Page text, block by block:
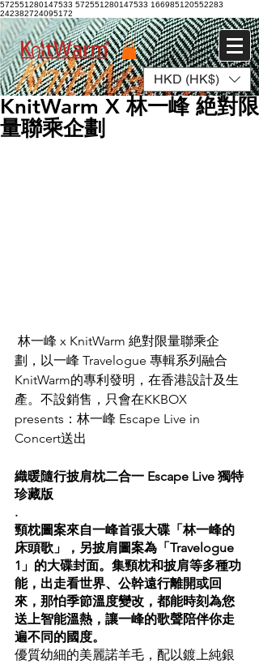
572551280147533 572551280147533 166985120552283
242382724095172
登入 HKD (HK$)
KnitWarm X 林一峰 絶對限
量聯乘企劃
劃，以一峰 Travelogue 專輯系列融合
KnitWarm的專利發明，在香港設計及生
產。不設銷售，只會在KKBOX
presents：林一峰 Escape Live in
Concert送出
織暖隨行披肩枕二合一 Escape Live 獨特
珍藏版
.
頸枕圖案來自一峰首張大碟「林一峰的
床頭歌」，另披肩圖案為「Travelogue
1」的大碟封面。集頸枕和披肩等多種功
能，出走看世界、公幹遠行離開或回
來，那怕季節溫度變改，都能時刻為您
送上智能溫熱，讓一峰的歌聲陪伴你走
遍不同的國度。
優質幼細的美麗諾羊毛，配以鍍上純銀